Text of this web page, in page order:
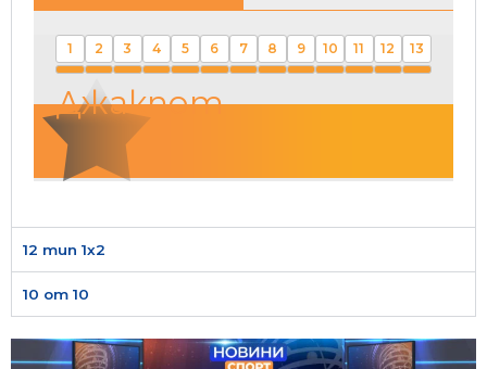
1 2 3 4 5 6 7 8 9 10 11 12 13
Джакпот
12 тип 1х2
10 от 10